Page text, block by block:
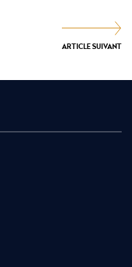
ARTICLE SUIVANT